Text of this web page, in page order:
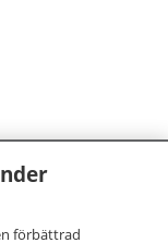
förbättrad